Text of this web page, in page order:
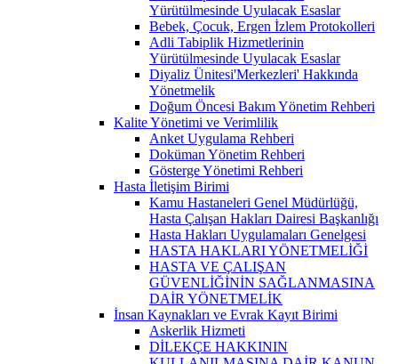
Yürütülmesinde Uyulacak Esaslar
Bebek, Çocuk, Ergen İzlem Protokolleri
Adli Tabiplik Hizmetlerinin
Yürütülmesinde Uyulacak Esaslar
Diyaliz Ünitesi'Merkezleri' Hakkında
Yönetmelik
Doğum Öncesi Bakım Yönetim Rehberi
Kalite Yönetimi ve Verimlilik
Anket Uygulama Rehberi
Doküman Yönetim Rehberi
Gösterge Yönetimi Rehberi
Hasta İletişim Birimi
Kamu Hastaneleri Genel Müdürlüğü,
Hasta Çalışan Hakları Dairesi Başkanlığı
Hasta Hakları Uygulamaları Genelgesi
HASTA HAKLARI YÖNETMELİĞİ
HASTA VE ÇALIŞAN
GÜVENLİĞİNİN SAĞLANMASINA
DAİR YÖNETMELİK
İnsan Kaynakları ve Evrak Kayıt Birimi
Askerlik Hizmeti
DİLEKÇE HAKKININ